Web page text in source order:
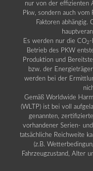
nur von der effizienten
Pkw, sondern auch vom
Faktoren abhängig.
Es werden nur die CO2 -
Betrieb des PKW
Produktion und
bzw. der
werden bei der
Gemäß Worldwide
(WLTP) ist bei voll
genannten,
vorhandener Serien-
tatsächliche Reichweite
(z.B.
Fahrzeugzustand, Alter